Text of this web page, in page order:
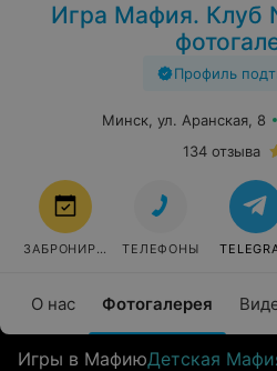
Игра Мафия. Клуб
Профиль
О нас Фотогалерея
Минск, ул. Аранская, 8
134 отзыва
ЗАБРОНИРОВАТЬТЕЛЕФОНЫ
Игры в МафиюДетская